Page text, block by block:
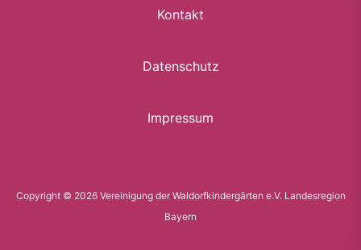
Kontakt
Datenschutz
Impressum
Copyright © 2026 Vereinigung der Waldorfkindergärten e.V. Landesregion
Bayern